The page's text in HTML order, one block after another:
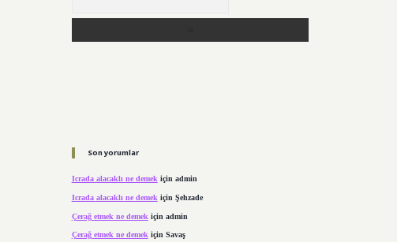
Son yorumlar
Icrada alacaklı ne demekiçin admin
Icrada alacaklı ne demek için Şehzade
Çerağ etmek ne demek için admin
Çerağ etmek ne demek için Savaş